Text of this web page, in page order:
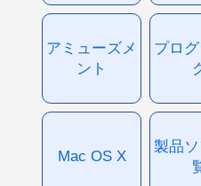
アミューズメ
ント
プロ
Mac OS X
製品